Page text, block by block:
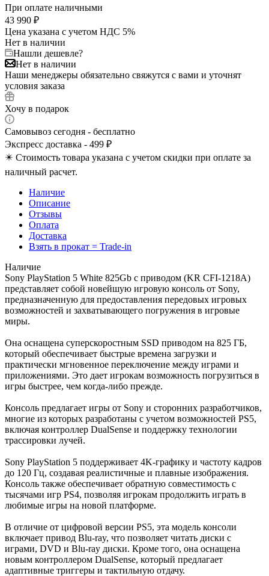
При оплате наличными
43 990 ₽
Цена указана с учетом НДС 5%
Нет в наличии
Нашли дешевле?
Нет в наличии
Наши менеджеры обязательно свяжутся с вами и уточнят
условия заказа
Хочу в подарок
Самовывоз сегодня - бесплатно
Экспресс доставка - 499 ₽
✴️ Стоимость товара указана с учетом скидки при оплате за
наличный расчет.
Наличие
Описание
Отзывы
Оплата
Доставка
Взять в прокат = Trade-in
Наличие
Sony PlayStation 5 White 825Gb с приводом (KR CFI-1218A)
представляет собой новейшую игровую консоль от Sony,
предназначенную для предоставления передовых игровых
возможностей и захватывающего погружения в игровые
миры.
Она оснащена суперскоростным SSD приводом на 825 ГБ,
который обеспечивает быстрые времена загрузки и
практически мгновенное переключение между играми и
приложениями. Это дает игрокам возможность погрузиться в
игры быстрее, чем когда-либо прежде.
Консоль предлагает игры от Sony и сторонних разработчиков,
многие из которых разработаны с учетом возможностей PS5,
включая контроллер DualSense и поддержку технологии
трассировки лучей.
Sony PlayStation 5 поддерживает 4K-графику и частоту кадров
до 120 Гц, создавая реалистичные и плавные изображения.
Консоль также обеспечивает обратную совместимость с
тысячами игр PS4, позволяя игрокам продолжить играть в
любимые игры на новой платформе.
В отличие от цифровой версии PS5, эта модель консоли
включает привод Blu-ray, что позволяет читать диски с
играми, DVD и Blu-ray диски. Кроме того, она оснащена
новым контроллером DualSense, который предлагает
адаптивные триггеры и тактильную отдачу.